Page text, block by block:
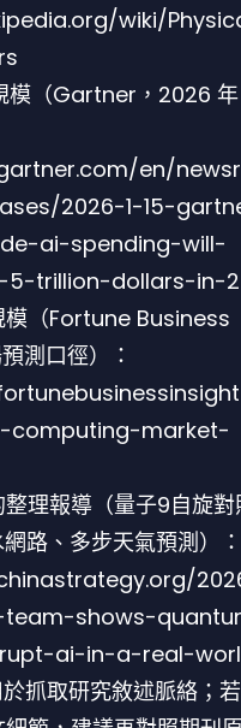
wiki/
模（Gartner，2026
en/
2026-1-15-
ai-spending-will-
trillion-dollars-in-
模（Fortune Business
測口徑）：
computing-market-
理報導（量子9自旋對
路、多步天氣預測）：
team-shows-
ai-in-a-real-
抓取研究敘述脈絡；